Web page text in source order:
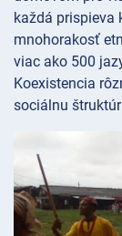
každá prispieva
mnohorakosť
viac ako 500
Koexistencia
sociálnu